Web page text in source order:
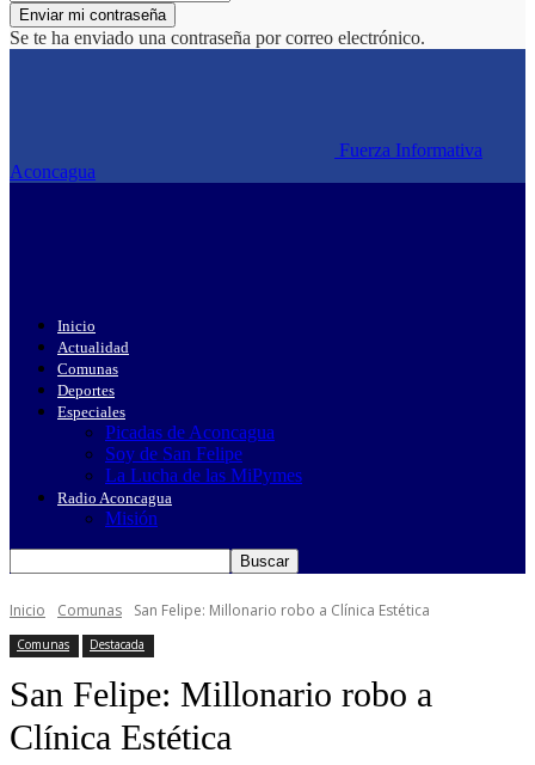
Se te ha enviado una contraseña por correo electrónico.
Fuerza Informativa
Aconcagua
Inicio
Actualidad
Comunas
Deportes
Especiales
Picadas de Aconcagua
Soy de San Felipe
La Lucha de las MiPymes
Radio Aconcagua
Misión
Inicio Comunas San Felipe: Millonario robo a Clínica Estética
Comunas Destacada
San Felipe: Millonario robo a
Clínica Estética